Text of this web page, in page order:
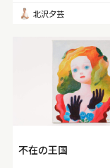
北沢夕芸
不在の王国